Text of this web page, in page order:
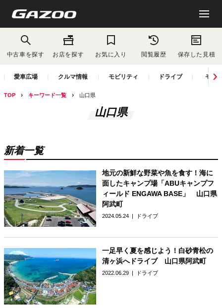
中古車を探す お店を探す お気に入り 閲覧履歴 保存した見積
愛車広場 クルマ情報 モビリティ ドライブ モー
TOP キーワード一覧 山口県
山口県
新着一覧
地元の新鮮な野菜や魚を食す！海に
面したキャンプ場「ABUキャンプフ
ィールド ENGAWA BASE」 山口県
阿武町
2024.05.24 ドライブ
一足早く夏を感じよう！白砂青松の
清ヶ浜へドライブ 山口県阿武町
2022.06.29 ドライブ